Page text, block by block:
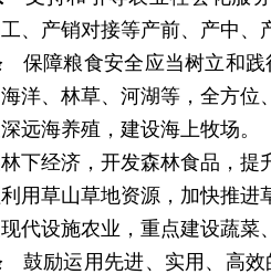
、产销对接等产前、产中、
保障粮食安全应当树立和践
洋、林草、河湖等，全方位
海养殖，建设海上牧场。
经济，开发森林食品，提
草山草地资源，加快推进
设施农业，重点建设蔬菜
鼓励运用先进、实用、高效